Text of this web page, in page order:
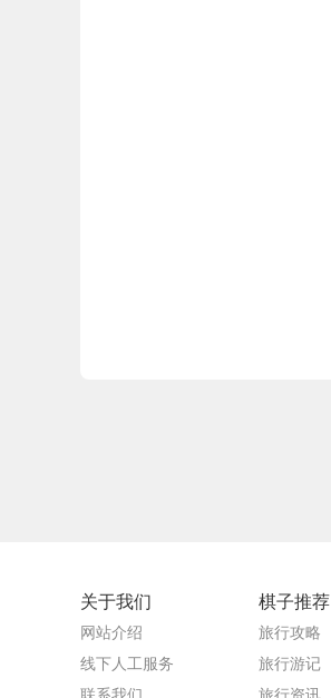
关于我们
网站介绍
线下人工服务
棋子推荐
旅行攻略
旅行游记